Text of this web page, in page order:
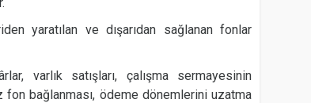
yaratılan ve dışarıdan sağlanan fonlar
varlık satışları, çalışma sermayesinin
bağlanması, ödeme dönemlerini uzatma